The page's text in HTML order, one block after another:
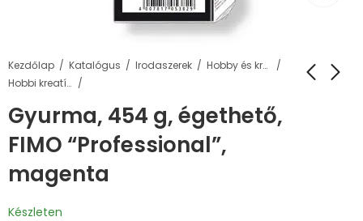
Kezdőlap Katalógus Irodaszerek
Hobby és kreatív termékek
Hobbi kreatív gyurma
Gyurma, 454 g, égethető,
FIMO “Professional”,
magenta
Készleten